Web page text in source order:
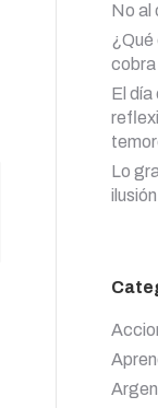
No al
¿Qué
cobra
El día
Lo